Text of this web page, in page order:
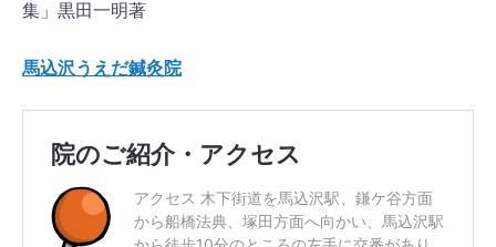
集」黒田一明著
馬込沢うえだ鍼灸院